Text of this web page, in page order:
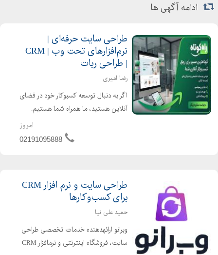
ادامه آگهی ها
طراحی سایت حرفه‌ای |
نرم‌افزارهای تحت وب | CRM
| طراحی ربات‌
رضا امیری
اگر به دنبال توسعه کسبوکار خود در فضای
آنلاین هستید، ما همراه شما هستیم.
خدمات ما: طراحی انواع وبسایت شرکتی،
فروشگاهی و اختصاصی طراحی و توسعه
امروز
02191095888
طراحی سایت و نرم افزار CRM
برای کسب‌وکارها
حمید علی نیا
وبرانو ارائهدهنده خدمات تخصصی طراحی
سایت، فروشگاه اینترنتی و نرمافزار CRM